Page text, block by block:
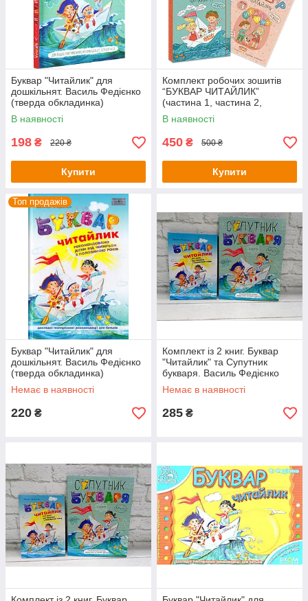
Буквар "Читайлик" для
дошкільнят. Василь Федієнко
(тверда обкладинка)
В наявності
198 ₴ 220 ₴
Купити
Комплект робочих зошитів
“БУКВАР ЧИТАЙЛИК”
(частина 1, частина 2,
частина 3). Василь Федієнко
В наявності
450 ₴ 500 ₴
Купити
Топ продажів
Буквар "Читайлик" для
дошкільнят. Василь Федієнко
(тверда обкладинка)
Немає в наявності
220 ₴
Комплект із 2 книг. Буквар
"Читайлик" та Супутник
букваря. Василь Федієнко
Немає в наявності
285 ₴